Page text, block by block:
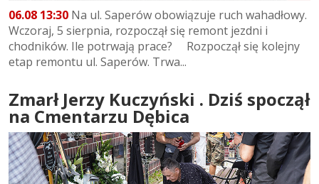
06.08 13:30 Na ul. Saperów obowiązuje ruch wahadłowy.
Wczoraj, 5 sierpnia, rozpoczął się remont jezdni i
chodników. Ile potrwają prace? Rozpoczął się kolejny
etap remontu ul. Saperów. Trwa...
Zmarł Jerzy Kuczyński . Dziś spoczął
na Cmentarzu Dębica